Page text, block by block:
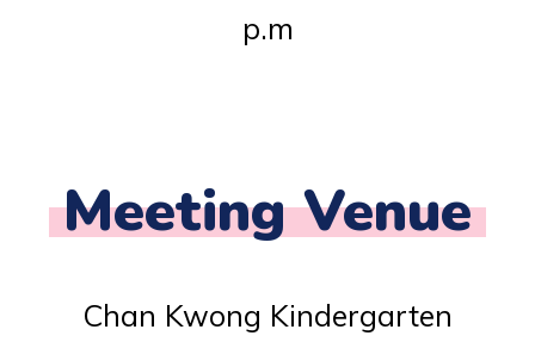
p.m
Meeting Venue
Chan Kwong Kindergarten